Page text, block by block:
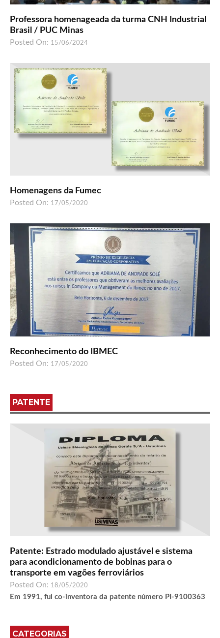
Professora homenageada da turma CNH Industrial
Brasil / PUC Minas
Posted On: 15/06/2024
Homenagens da Fumec
Posted On: 17/05/2020
Reconhecimento do IBMEC
Posted On: 17/05/2020
PATENTE
Patente: Estrado modulado ajustável e sistema
para acondicionamento de bobinas para o
transporte em vagões ferroviários
Posted On: 18/05/2020
Em 1991, fui co-inventora da patente número PI-9100363
CATEGORIAS